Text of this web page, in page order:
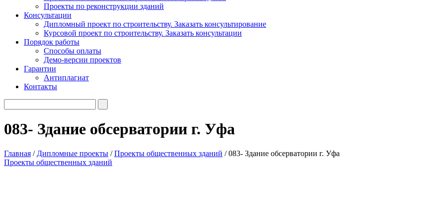
Проекты по реконструкции зданий
Консультации
Дипломный проект по строительству. Заказать консультирование
Курсовой проект по строительству. Заказать консультации
Порядок работы
Способы оплаты
Демо-версии проектов
Гарантии
Антиплагиат
Контакты
083- Здание обсерватории г. Уфа
Главная / Дипломные проекты /Проекты общественных зданий / 083- Здание обсерватории г. Уфа
Проекты общественных зданий